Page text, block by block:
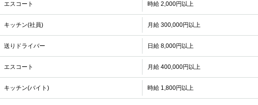
エスコート 時給 2,000円以上
キッチン(社員) 月給 300,000円以上
送りドライバー 日給 8,000円以上
エスコート 月給 400,000円以上
キッチン(バイト) 時給 1,800円以上